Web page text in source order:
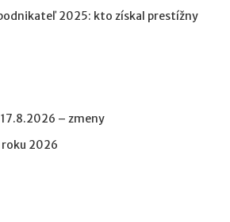
2025: kto získal prestížny
– zmeny
roku 2026